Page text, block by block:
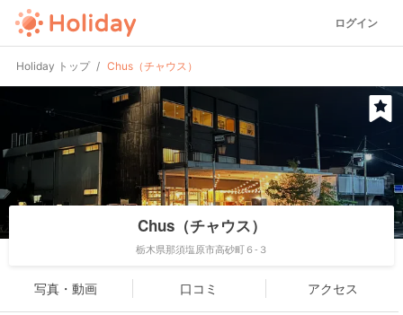
ログイン
Holiday トップ Chus（チャウス）
Chus（チャウス）
栃木県那須塩原市高砂町６-３
写真・動画 口コミ アクセス